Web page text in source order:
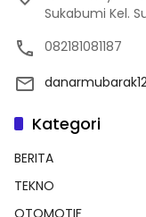
Sukabumi Kel.
082181081187
Kategori
BERITA
TEKNO